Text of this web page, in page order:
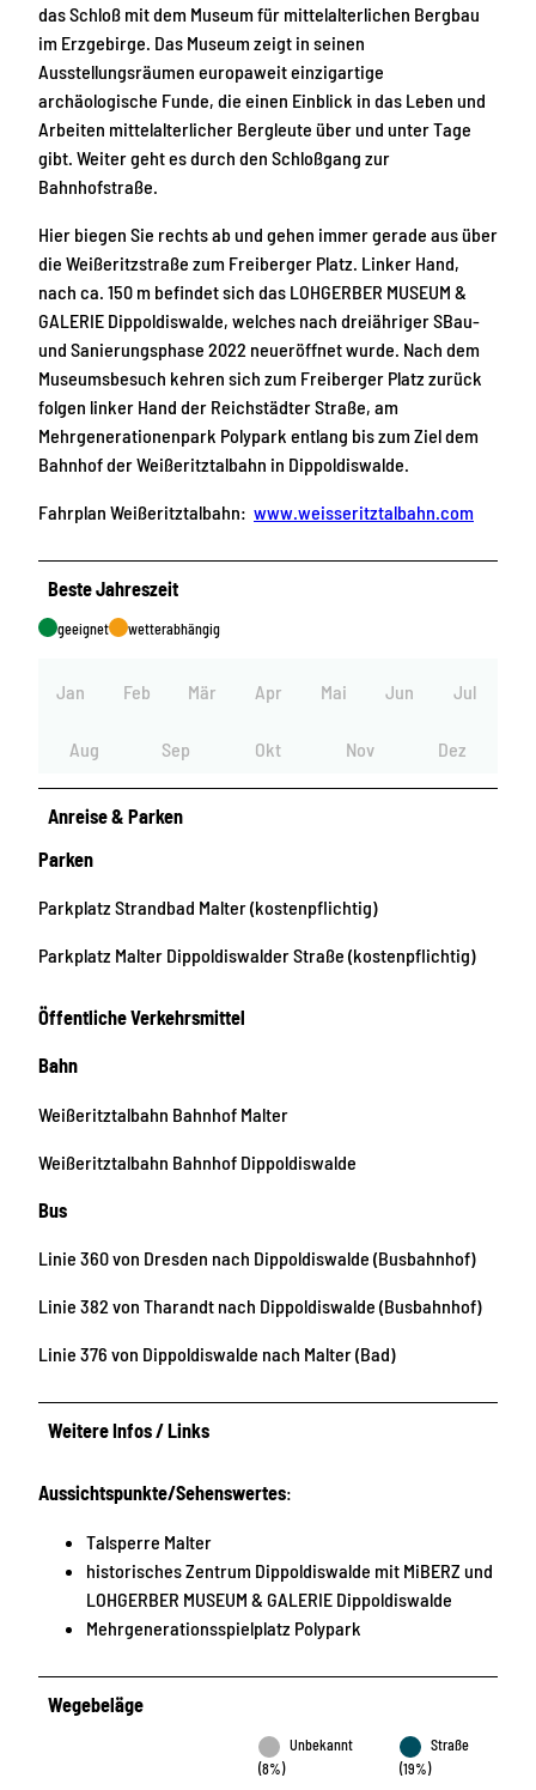
das Schloß mit dem Museum für mittelalterlichen Bergbau
im Erzgebirge. Das Museum zeigt in seinen
Ausstellungsräumen europaweit einzigartige
archäologische Funde, die einen Einblick in das Leben und
Arbeiten mittelalterlicher Bergleute über und unter Tage
gibt. Weiter geht es durch den Schloßgang zur
Bahnhofstraße.
Hier biegen Sie rechts ab und gehen immer gerade aus über
die Weißeritzstraße zum Freiberger Platz. Linker Hand,
nach ca. 150 m befindet sich das LOHGERBER MUSEUM &
GALERIE Dippoldiswalde, welches nach dreiähriger SBau-
und Sanierungsphase 2022 neueröffnet wurde. Nach dem
Museumsbesuch kehren sich zum Freiberger Platz zurück
folgen linker Hand der Reichstädter Straße, am
Mehrgenerationenpark Polypark entlang bis zum Ziel dem
Bahnhof der Weißeritztalbahn in Dippoldiswalde.
Fahrplan Weißeritztalbahn: www.weisseritztalbahn.com
Beste Jahreszeit
geeignet wetterabhängig
Jan Feb Mär Apr Mai Jun Jul
Aug Sep Okt Nov Dez
Anreise & Parken
Parken
Parkplatz Strandbad Malter (kostenpflichtig)
Parkplatz Malter Dippoldiswalder Straße (kostenpflichtig)
Öffentliche Verkehrsmittel
Bahn
Weißeritztalbahn Bahnhof Malter
Weißeritztalbahn Bahnhof Dippoldiswalde
Bus
Linie 360 von Dresden nach Dippoldiswalde (Busbahnhof)
Linie 382 von Tharandt nach Dippoldiswalde (Busbahnhof)
Linie 376 von Dippoldiswalde nach Malter (Bad)
Weitere Infos / Links
Aussichtspunkte/Sehenswertes:
Talsperre Malter
historisches Zentrum Dippoldiswalde mit MiBERZ und
LOHGERBER MUSEUM & GALERIE Dippoldiswalde
Mehrgenerationsspielplatz Polypark
Wegebeläge
Unbekannt
(8%)
Straße
(19%)